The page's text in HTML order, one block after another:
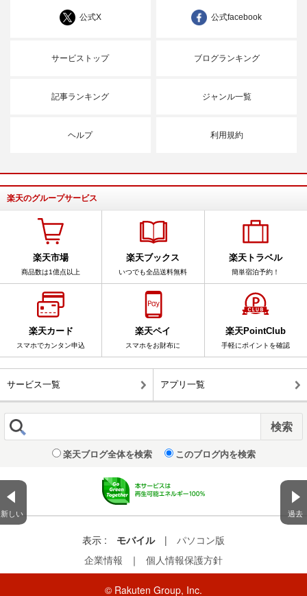
新しい 過去
公式X 公式facebook
サービストップ ブログランキング
記事ランキング ジャンル一覧
ヘルプ 利用規約
楽天のグループサービス
楽天市場
商品数は1億点以上
楽天ブックス
いつでも全品送料無料
楽天トラベル
簡単宿泊予約！
楽天カード
スマホでカンタン申込
楽天ペイ
スマホをお財布に
楽天PointClub
手軽にポイントを確認
サービス一覧 アプリ一覧
楽天ブログ全体を検索 このブログ内を検索
表示 : モバイル |
パソコン版
企業情報
｜ 個人情報保護方針
© Rakuten Group, Inc.